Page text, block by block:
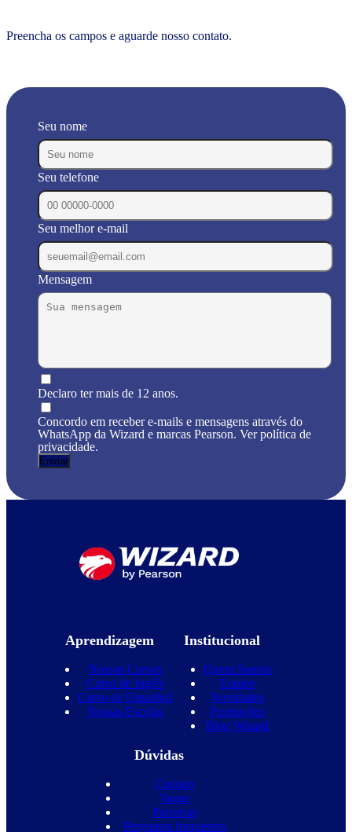
Preencha os campos e aguarde nosso contato.
Seu nome
Seu telefone
Seu melhor e-mail
Mensagem
Declaro ter mais de 12 anos.
Concordo em receber e-mails e mensagens através do
WhatsApp da Wizard e marcas Pearson. Ver política de
privacidade.
Aprendizagem
Nossos Cursos
Curso de Inglês
Curso de Espanhol
Nossas Escolas
Institucional
Quem Somos
Equipe
Novidades
Promoções
Blog Wizard
Dúvidas
Contato
Vagas
Parcerias
Perguntas frequentes